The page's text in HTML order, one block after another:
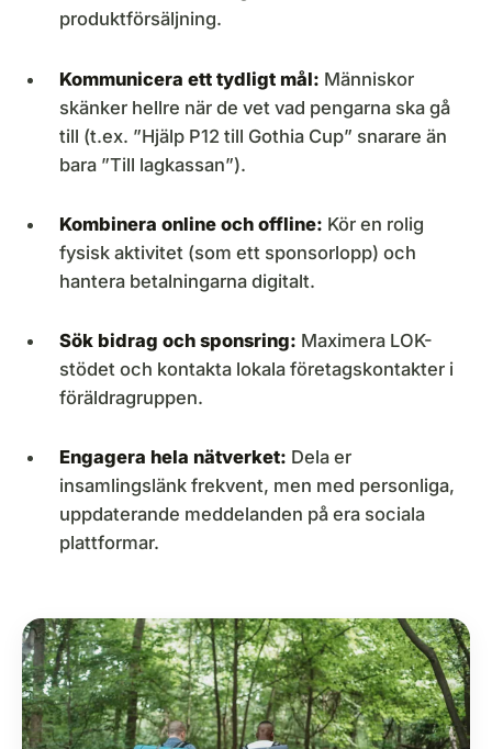
produktförsäljning.
Kommunicera ett tydligt mål: Människor
skänker hellre när de vet vad pengarna ska gå
till (t.ex. ”Hjälp P12 till Gothia Cup” snarare än
bara ”Till lagkassan”).
Kombinera online och offline: Kör en rolig
fysisk aktivitet (som ett sponsorlopp) och
hantera betalningarna digitalt.
Sök bidrag och sponsring: Maximera LOK-
stödet och kontakta lokala företagskontakter i
föräldragruppen.
Engagera hela nätverket: Dela er
insamlingslänk frekvent, men med personliga,
uppdaterande meddelanden på era sociala
plattformar.